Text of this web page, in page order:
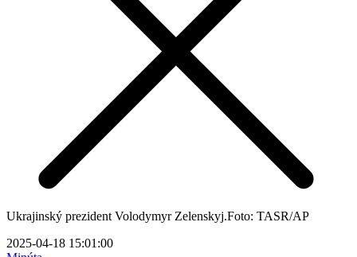
Ukrajinský prezident Volodymyr Zelenskyj.Foto: TASR/AP
2025-04-18 15:01:00